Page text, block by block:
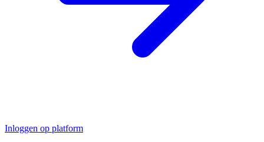
Inloggen op platform